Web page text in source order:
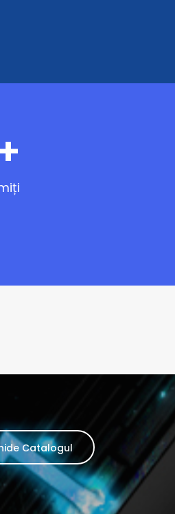
Catalogul